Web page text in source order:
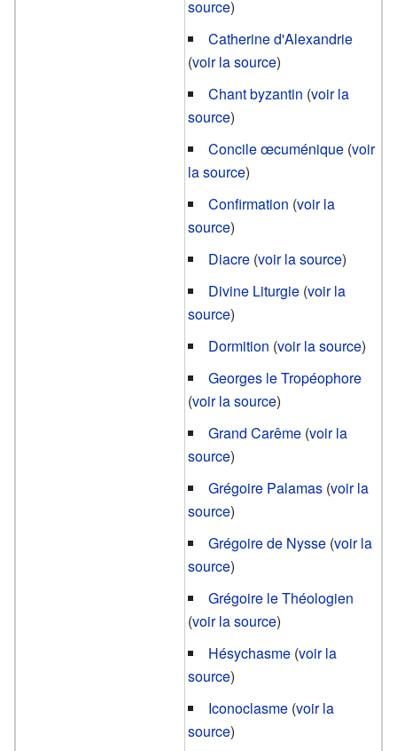
source)
Catherine d'Alexandrie
(voir la source)
Chant byzantin (voir la
source)
Concile œcuménique (voir
la source)
Confirmation (voir la
source)
Diacre (voir la source)
Divine Liturgie (voir la
source)
Dormition (voir la source)
Georges le Tropéophore
(voir la source)
Grand Carême (voir la
source)
Grégoire Palamas (voir la
source)
Grégoire de Nysse (voir la
source)
Grégoire le Théologien
(voir la source)
Hésychasme (voir la
source)
Iconoclasme (voir la
source)